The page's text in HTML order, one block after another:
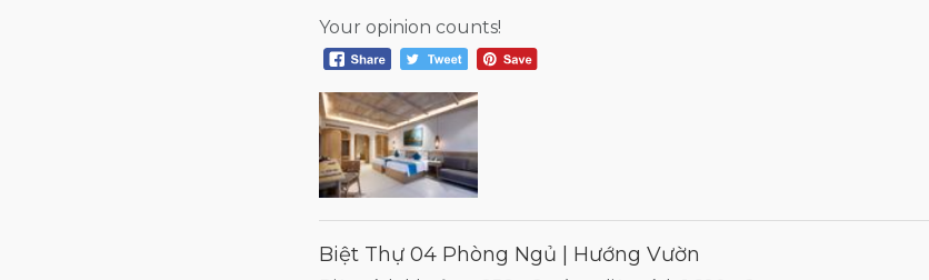
Your opinion counts!
Biệt Thự 04 Phòng Ngủ | Hướng Vườn